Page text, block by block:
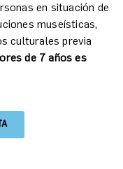
en situación de
museísticas,
culturales previa
de 7 años es